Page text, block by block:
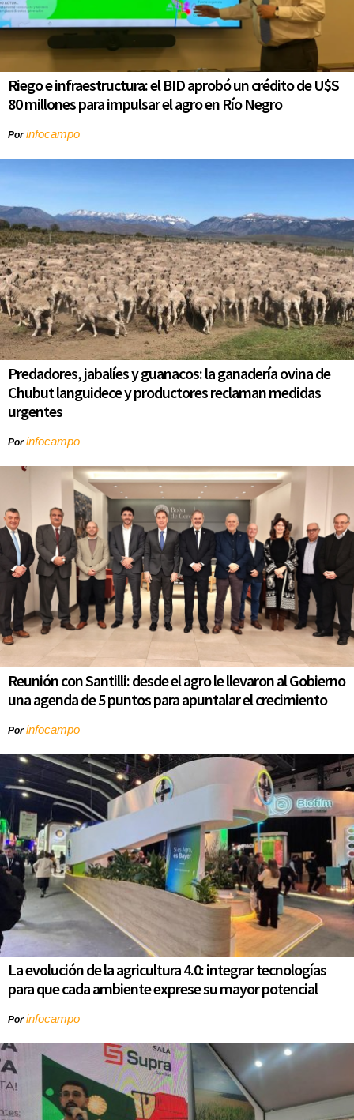
Riego e infraestructura: el BID aprobó un crédito de U$S
80 millones para impulsar el agro en Río Negro
Porinfocampo
Predadores, jabalíes y guanacos: la ganadería ovina de
Chubut languidece y productores reclaman medidas
urgentes
Porinfocampo
Reunión con Santilli: desde el agro le llevaron al Gobierno
una agenda de 5 puntos para apuntalar el crecimiento
Porinfocampo
La evolución de la agricultura 4.0: integrar tecnologías
para que cada ambiente exprese su mayor potencial
Porinfocampo